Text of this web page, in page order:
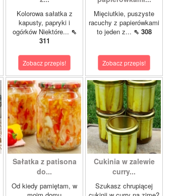
Kolorowa sałatka z
kapusty, papryki i
ogórków Niektóre... ⇖
311
Zobacz przepis!
Mięciutkie, puszyste
racuchy z papierówkami
to jeden z... ⇖ 308
Zobacz przepis!
Sałatka z patisona
do...
Od kiedy pamiętam, w
Cukinia w zalewie
curry...
Szukasz chrupiącej